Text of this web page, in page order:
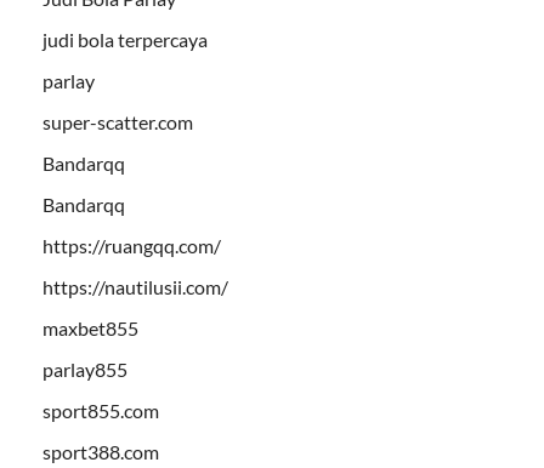
judi bola terpercaya
parlay
super-scatter.com
Bandarqq
Bandarqq
https://ruangqq.com/
https://nautilusii.com/
maxbet855
parlay855
sport855.com
sport388.com